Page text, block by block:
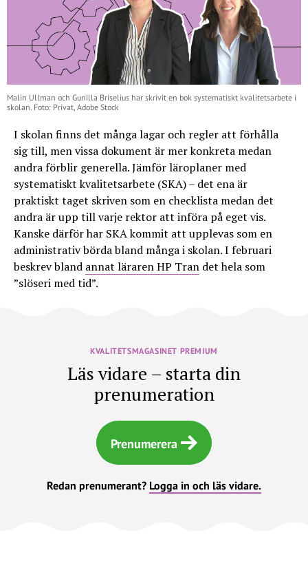
Malin Ullman och Gunilla Briselius har skrivit en bok systematiskt kvalitetsarbete i
skolan. Foto: Privat, Adobe Stock
I skolan finns det många lagar och regler att förhålla
sig till, men vissa dokument är mer konkreta medan
andra förblir generella. Jämför läroplaner med
systematiskt kvalitetsarbete (SKA) – det ena är
praktiskt taget skriven som en checklista medan det
andra är upp till varje rektor att införa på eget vis.
Kanske därför har SKA kommit att upplevas som en
administrativ börda bland många i skolan. I februari
beskrev bland annat läraren HP Tran det hela som
”slöseri med tid”.
KVALITETSMAGASINET PREMIUM
Läs vidare – starta din
prenumeration
Prenumerera
Redan prenumerant? Logga in och läs vidare.